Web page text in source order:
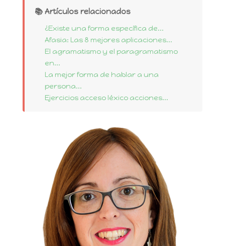
📚 Artículos relacionados
¿Existe una forma específica de...
Afasia: Las 8 mejores aplicaciones...
El agramatismo y el paragramatismo
en...
La mejor forma de hablar a una
persona...
Ejercicios acceso léxico acciones...